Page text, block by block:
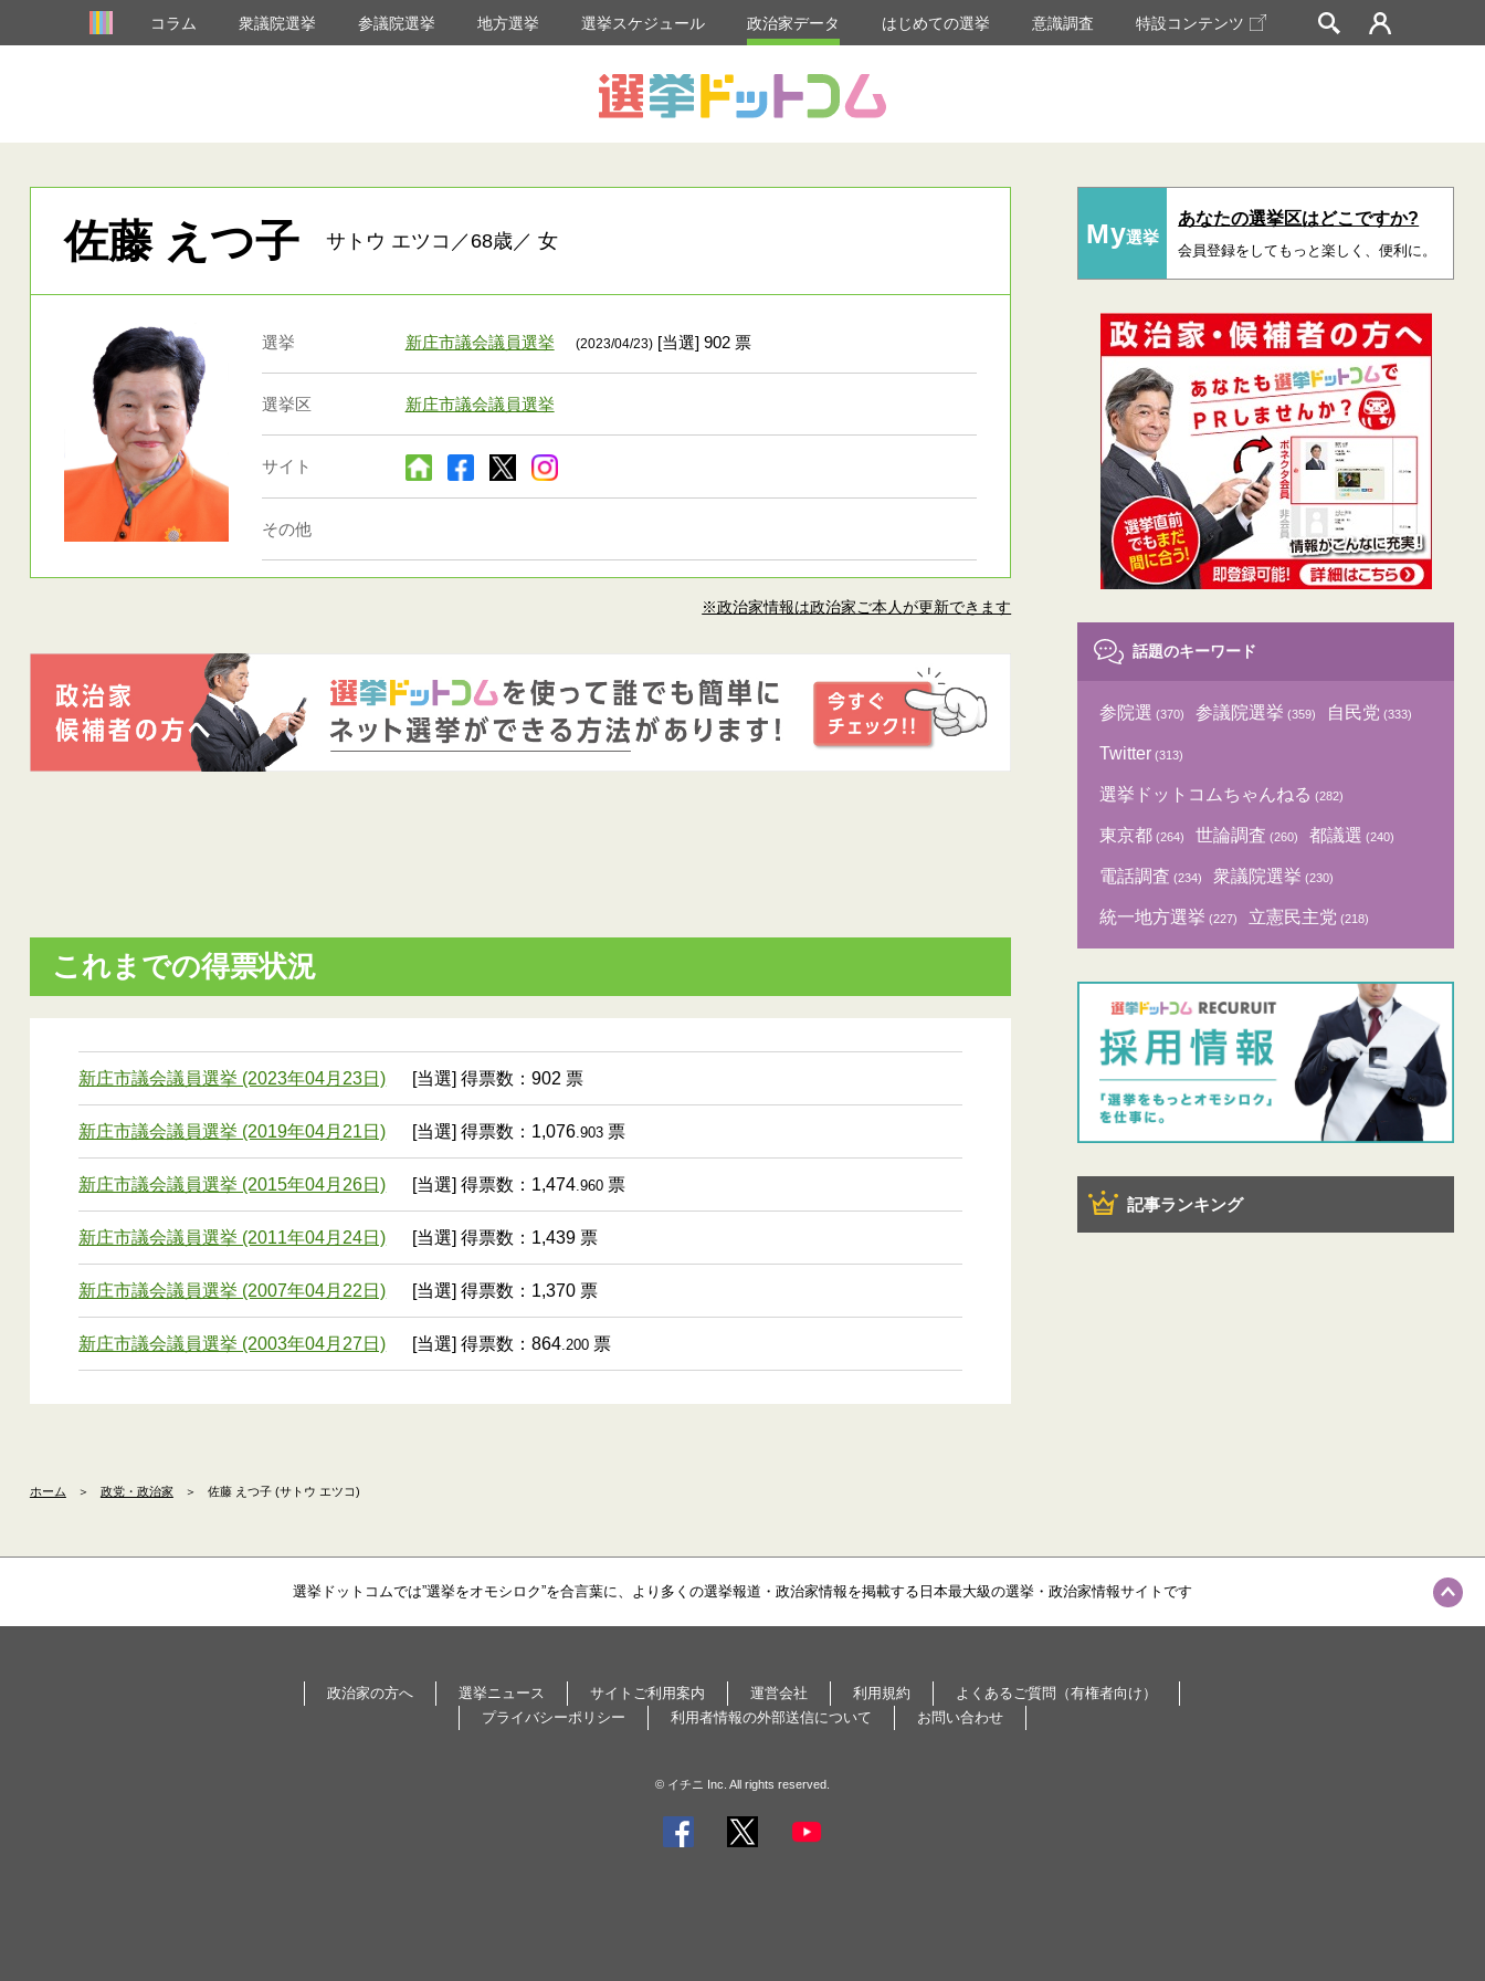
コラム 衆議院選挙 参議院選挙 地方選挙 選挙スケジュール 政治家データ はじめての選挙 意識調査 特設コンテンツ
佐藤 えつ子 サトウ エツコ／68歳／ 女
選挙 新庄市議会議員選挙 (2023/04/23)[当選] 902 票
選挙区 新庄市議会議員選挙
サイト
その他
※政治家情報は政治家ご本人が更新できます
これまでの得票状況
新庄市議会議員選挙 (2023年04月23日) [当選] 得票数：902 票
新庄市議会議員選挙 (2019年04月21日) [当選] 得票数：1,076.903 票
新庄市議会議員選挙 (2015年04月26日) [当選] 得票数：1,474.960 票
新庄市議会議員選挙 (2011年04月24日) [当選] 得票数：1,439 票
新庄市議会議員選挙 (2007年04月22日) [当選] 得票数：1,370 票
新庄市議会議員選挙 (2003年04月27日) [当選] 得票数：864.200 票
My選挙
あなたの選挙区はどこですか?
会員登録をしてもっと楽しく、便利に。
話題のキーワード
参院選 (370) 参議院選挙 (359) 自民党 (333)
Twitter (313)
選挙ドットコムちゃんねる (282)
東京都 (264) 世論調査 (260) 都議選 (240)
電話調査 (234) 衆議院選挙 (230)
統一地方選挙 (227) 立憲民主党 (218)
記事ランキング
ホーム ＞ 政党・政治家 ＞ 佐藤 えつ子 (サトウ エツコ)
選挙ドットコムでは”選挙をオモシロク”を合言葉に、より多くの選挙報道・政治家情報を掲載する日本最大級の選挙・政治家情報サイトです
政治家の方へ 選挙ニュース サイトご利用案内 運営会社 利用規約
よくあるご質問（有権者向け）
プライバシーポリシー
利用者情報の外部送信について お問い合わせ
© イチニ Inc. All rights reserved.